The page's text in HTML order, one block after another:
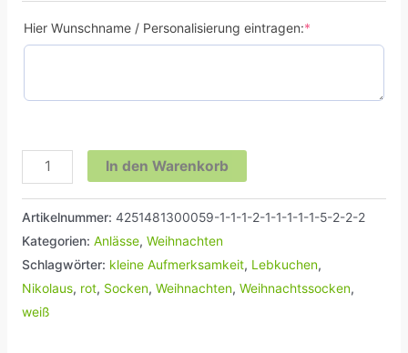
Hier Wunschname / Personalisierung eintragen:*
In den Warenkorb
Artikelnummer: 4251481300059-1-1-1-2-1-1-1-1-1-5-2-2-2
Kategorien: Anlässe, Weihnachten
Schlagwörter: kleine Aufmerksamkeit, Lebkuchen,
Nikolaus, rot, Socken, Weihnachten, Weihnachtssocken,
weiß